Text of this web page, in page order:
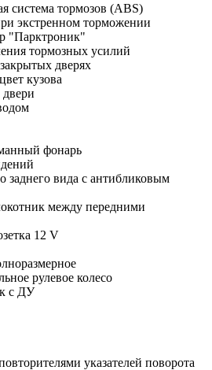
система тормозов (ABS)
экстренном торможении
"Парктроник"
тормозных усилий
дверях
кузова
фонарь
заднего вида с антибликовым
между передними
12 V
рулевое колесо
с ДУ
указателей поворота